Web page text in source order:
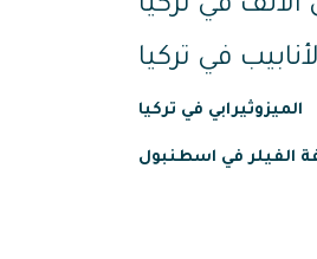
في تركيا
في تركيا
الميزوثيرابي في تركيا
الفيلر في اسطنبول